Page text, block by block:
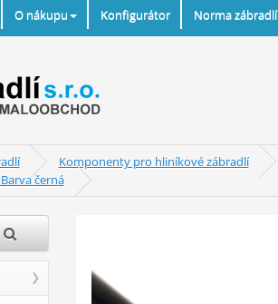
O nákupu Konfigurátor Norma zábradlí
Komponenty pro hliníkové zábradlí
černá